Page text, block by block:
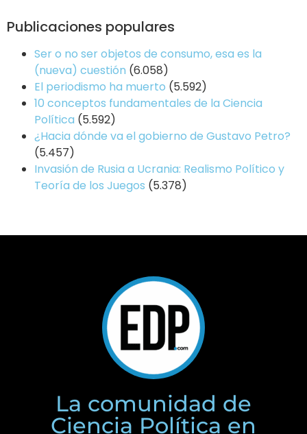
Publicaciones populares
Ser o no ser objetos de consumo, esa es la
(nueva) cuestión (6.058)
El periodismo ha muerto (5.592)
10 conceptos fundamentales de la Ciencia
Política (5.592)
¿Hacia dónde va el gobierno de Gustavo Petro?
(5.457)
Invasión de Rusia a Ucrania: Realismo Político y
Teoría de los Juegos (5.378)
La comunidad de
Ciencia Política en